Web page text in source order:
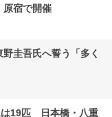
原宿で開催
圭吾氏へ誓う「多く
は19匹 日本橋・八重